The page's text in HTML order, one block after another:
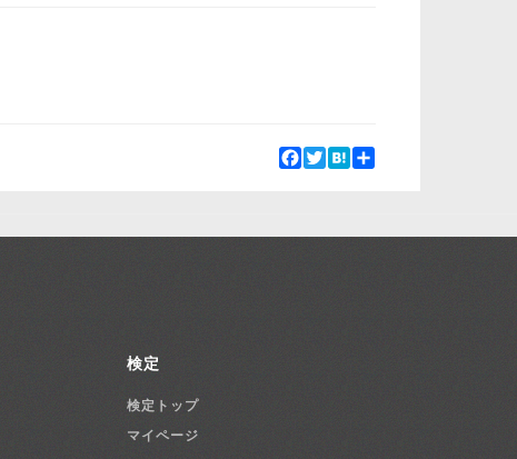
Facebook
Twitter
Hatena
検定
検定トップ
マイページ